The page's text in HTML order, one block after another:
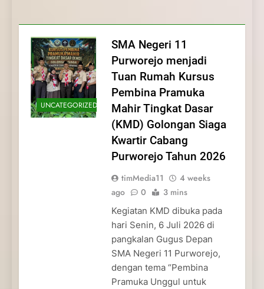
dan Pengabdian Generasi
Pramuka
Pramuka
Kepedulian
UNCATEGORIZED
SMA Negeri 11
Purworejo menjadi
Tuan Rumah Kursus
Pembina Pramuka
Mahir Tingkat Dasar
(KMD) Golongan Siaga
Kwartir Cabang
Purworejo Tahun 2026
timMedia11
4 weeks
ago
0 3 mins
Kegiatan KMD dibuka pada
hari Senin, 6 Juli 2026 di
pangkalan Gugus Depan
SMA Negeri 11 Purworejo,
dengan tema “Pembina
Pramuka Unggul untuk